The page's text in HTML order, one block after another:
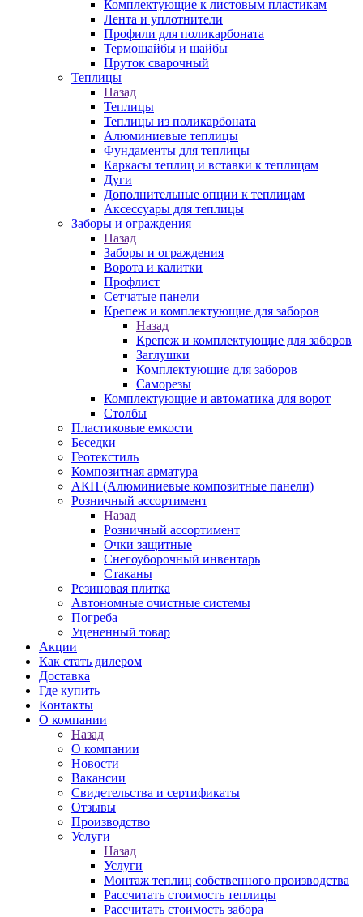
Комплектующие к листовым пластикам
Лента и уплотнители
Профили для поликарбоната
Термошайбы и шайбы
Пруток сварочный
Теплицы
Назад
Теплицы
Теплицы из поликарбоната
Алюминиевые теплицы
Фундаменты для теплицы
Каркасы теплиц и вставки к теплицам
Дуги
Дополнительные опции к теплицам
Аксессуары для теплицы
Заборы и ограждения
Назад
Заборы и ограждения
Ворота и калитки
Профлист
Сетчатые панели
Крепеж и комплектующие для заборов
Назад
Крепеж и комплектующие для заборов
Заглушки
Комплектующие для заборов
Саморезы
Комплектующие и автоматика для ворот
Столбы
Пластиковые емкости
Беседки
Геотекстиль
Композитная арматура
АКП (Алюминиевые композитные панели)
Розничный ассортимент
Назад
Розничный ассортимент
Очки защитные
Снегоуборочный инвентарь
Стаканы
Резиновая плитка
Автономные очистные системы
Погреба
Уцененный товар
Акции
Как стать дилером
Доставка
Где купить
Контакты
О компании
Назад
О компании
Новости
Вакансии
Свидетельства и сертификаты
Отзывы
Производство
Услуги
Назад
Услуги
Монтаж теплиц собственного производства
Рассчитать стоимость теплицы
Рассчитать стоимость забора